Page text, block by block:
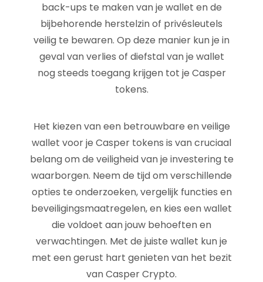
back-ups te maken van je wallet en de
bijbehorende herstelzin of privésleutels
veilig te bewaren. Op deze manier kun je in
geval van verlies of diefstal van je wallet
nog steeds toegang krijgen tot je Casper
tokens.
Het kiezen van een betrouwbare en veilige
wallet voor je Casper tokens is van cruciaal
belang om de veiligheid van je investering te
waarborgen. Neem de tijd om verschillende
opties te onderzoeken, vergelijk functies en
beveiligingsmaatregelen, en kies een wallet
die voldoet aan jouw behoeften en
verwachtingen. Met de juiste wallet kun je
met een gerust hart genieten van het bezit
van Casper Crypto.